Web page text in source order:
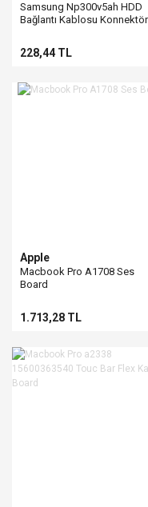
Samsung Np300v5ah HDD
Bağlantı Kablosu Konnektör
228,44 TL
Apple
Macbook Pro A1708 Ses
Board
1.713,28 TL